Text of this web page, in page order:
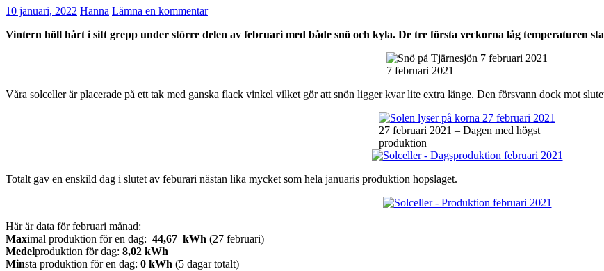
10 januari, 2022 Hanna Lämna en kommentar
Vintern höll hårt i sitt grepp under större delen av februari med både snö och kyla. De tre första veckorna låg temperaturen
7 februari 2021
Våra solceller är placerade på ett tak med ganska flack vinkel vilket gör att snön ligger kvar lite extra länge. Den försvann dock mot
27 februari 2021 – Dagen med högst
produktion
Totalt gav en enskild dag i slutet av feburari nästan lika mycket som hela januaris produktion hopslaget.
Här är data för februari månad:
Maximal produktion för en dag: 44,67 kWh (27 februari)
Medelproduktion för dag: 8,02 kWh
Minsta produktion för en dag: 0 kWh (5 dagar totalt)